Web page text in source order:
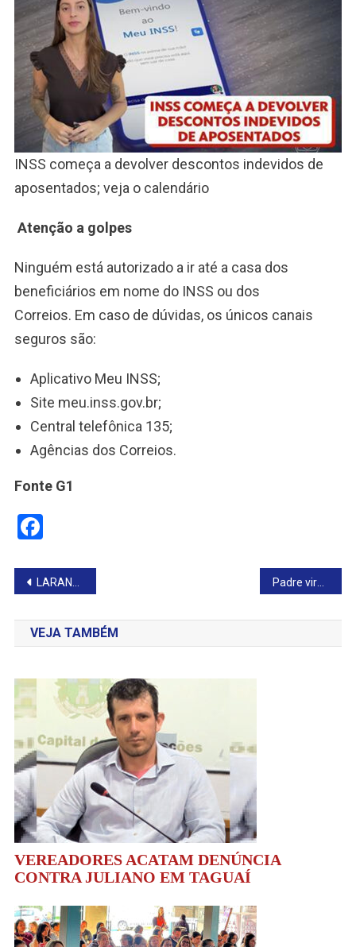
INSS começa a devolver descontos indevidos de
aposentados; veja o calendário
Atenção a golpes
Ninguém está autorizado a ir até a casa dos
beneficiários em nome do INSS ou dos
Correios. Em caso de dúvidas, os únicos canais
seguros são:
Aplicativo Meu INSS;
Site meu.inss.gov.br;
Central telefônica 135;
Agências dos Correios.
Fonte G1
Facebook
Navegação
de
Post
LARANJA IDENTIFICA CAMPANHA NACIONAL
VEJA TAMBÉM
VEREADORES ACATAM DENÚNCIA
CONTRA JULIANO EM TAGUAÍ